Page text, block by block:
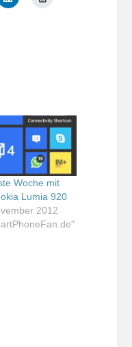
Woche mit
Lumia 920
2012